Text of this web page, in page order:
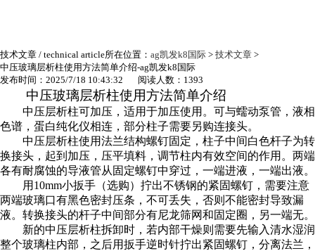
技术文章 / technical article所在位置： ag凯发k8国际 > 技术文章 >
中压玻璃层析柱使用方法简单介绍-ag凯发k8国际
发布时间：2025/7/18 10:43:32 阅读人数：1393
中压玻璃层析柱使用方法简单介绍
中压层析柱可加压，适用于加压使用。可与蠕动泵管，液相
色谱，蛋白纯化仪相连，部分柱子需要另购连接头。
中压层析柱使用法兰结构螺钉固定，柱子中间白色杆子为转
换接头，起到加压，压平填料，调节柱内有效空间的作用。两端
各有耐腐蚀的导液管从固定螺钉中穿过，一端进液，一端出液。
用10mm小扳手（选购）拧出不锈钢的紧固螺钉，需要注意
两端玻璃口有黑色密封压条，不可丢失，否则不能密封导致漏
液。转换接头的杆子中间部分有尼龙筛网和固定圈，另一端无。
新的中压层析柱拆卸时，若内部干燥则需要先输入清水湿润
整个玻璃柱内部，之后用扳手逆时针拧出紧固螺钉，分离法兰，